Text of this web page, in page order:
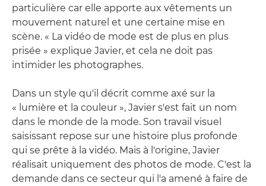
particulière car elle apporte aux vêtements un
mouvement naturel et une certaine mise en
scène. « La vidéo de mode est de plus en plus
prisée » explique Javier, et cela ne doit pas
intimider les photographes.
Dans un style qu'il décrit comme axé sur la
« lumière et la couleur », Javier s'est fait un nom
dans le monde de la mode. Son travail visuel
saisissant repose sur une histoire plus profonde
qui se prête à la vidéo. Mais à l'origine, Javier
réalisait uniquement des photos de mode. C'est la
demande dans ce secteur qui l'a amené à faire de